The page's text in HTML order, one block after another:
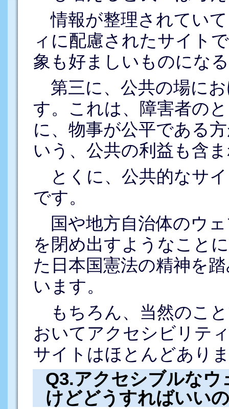
情報が整理されてい
ィに配慮されたサイト
象も好ましいものにな
第三に、公共の場に
す。これは、障害者の
に、物事が公平である
いう、公共の利益も含
とくに、公共的なサ
です。
国や地方自治体のウ
を閉め出すようなこと
た日本国憲法の精神を
います。
もちろん、当然のこ
おいてアクセシビリテ
サイトはほとんどあり
Q3.アクセシブルな
けどどうすればいい